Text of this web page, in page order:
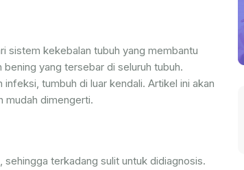
sistem kekebalan tubuh yang membantu
yang tersebar di seluruh tubuh.
tumbuh di luar kendali. Artikel ini akan
mudah dimengerti.
terkadang sulit untuk didiagnosis.